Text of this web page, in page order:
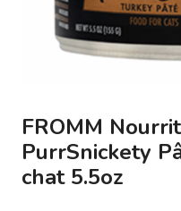
FROMM
PurrSnickety
chat 5.5oz